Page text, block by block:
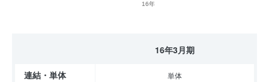
16年
16年3月期
連結・単体 単体